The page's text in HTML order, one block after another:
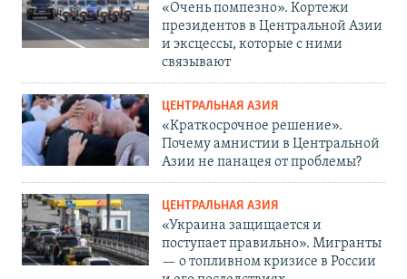
«Очень помпезно». Кортежи
президентов в Центральной Азии
и эксцессы, которые с ними
связывают
ЦЕНТРАЛЬНАЯ АЗИЯ
«Краткосрочное решение».
Почему амнистии в Центральной
Азии не панацея от проблемы?
ЦЕНТРАЛЬНАЯ АЗИЯ
«Украина защищается и
поступает правильно». Мигранты
— о топливном кризисе в России